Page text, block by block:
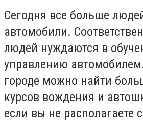
Сегодня все больше
автомобили.
людей нуждаются в
управлению
городе можно найти
курсов вождения и
если вы не располагаете